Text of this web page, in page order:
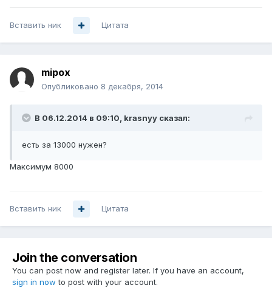
Вставить ник Цитата
mipox
Опубликовано 8 декабря, 2014
В 06.12.2014 в 09:10, krasnyy сказал:
есть за 13000 нужен?
Максимум 8000
Вставить ник Цитата
Join the conversation
You can post now and register later. If you have an account,
sign in now to post with your account.